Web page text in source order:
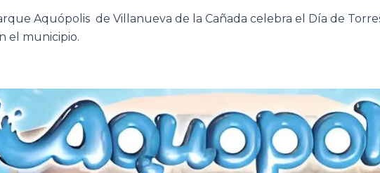
Aquópolis de Villanueva de la Cañada celebra el Día de
el municipio.